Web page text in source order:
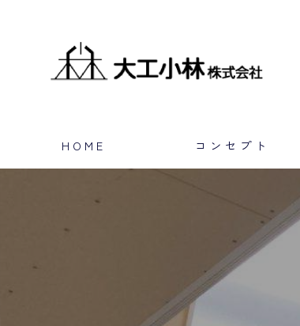
HOME コンセプト